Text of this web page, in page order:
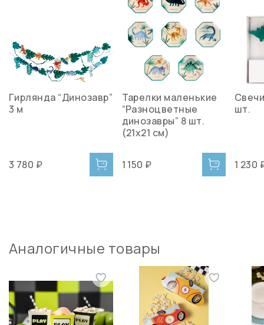
Гирлянда “Динозавр”
3 м
3 780 ₽
Тарелки маленькие
“Разноцветные
динозавры” 8 шт.
(21х21 см)
1 150 ₽
шт.
1 230
Аналогичные товары